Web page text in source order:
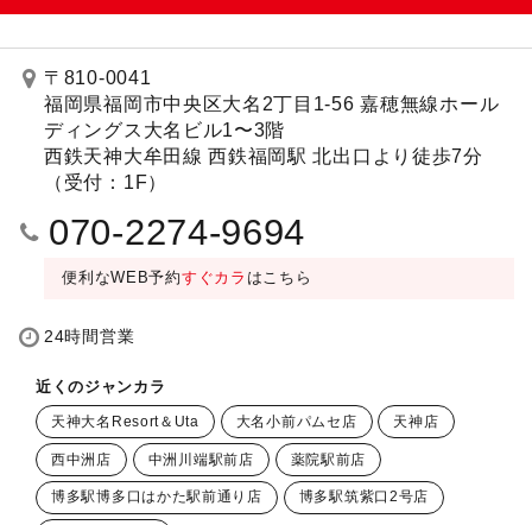
〒810-0041
福岡県福岡市中央区大名2丁目1-56 嘉穂無線ホール
ディングス大名ビル1〜3階
西鉄天神大牟田線 西鉄福岡駅 北出口より徒歩7分
（受付：1F）
070-2274-9694
便利なWEB予約すぐカラ はこちら
24時間営業
近くのジャンカラ
天神大名Resort＆Uta 大名小前パムセ店 天神店
西中洲店 中洲川端駅前店 薬院駅前店
博多駅博多口はかた駅前通り店 博多駅筑紫口2号店